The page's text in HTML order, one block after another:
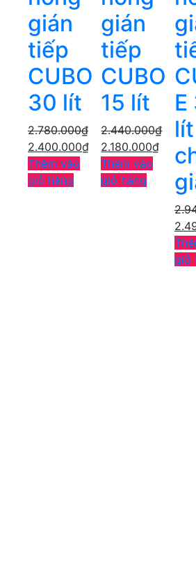
gián
tiếp
CUBO
30 lít
2.780.000₫
2.400.000₫
Thêm vào
giỏ hàng
gián
tiếp
CUBO
15 lít
2.440.000₫
2.180.000₫
Thêm vào
giỏ hàng
E
lít
giỏ